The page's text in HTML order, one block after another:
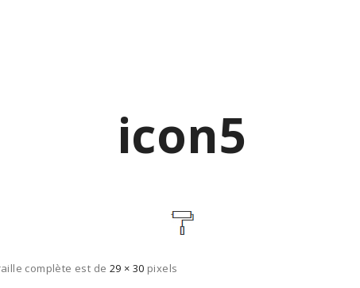
icon5
complète est de 29 × 30 pixels